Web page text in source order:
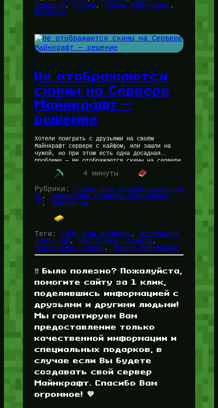
Компота, Скины, Скины Майнкрафт
Ютуберы
Не отображаются
скины на Сервере
Майнкрафт —
решение
Хотели поиграть с друзьями на своём
Майнкрафт сервере с кайфом, или зашли на
чужой, но при этом есть одна досадная
проблема — Не отображаются скины на сервере
Майнкрафт. Давайте сегодня…
4 минуты
Рубрики:
Гайды для администраторов
🔧 ,
Настройка сервера Майнкрафт
🔦, Прочее 🧱
Теги: Гайд для Админов, настройка
плагинов, настройка сервера
Настройка Скинов, Скины Майнкрафт
‼️ Было полезно? Пожалуйста,
помогите сайту за 1 клик,
поделившись информацией с
друзьями и другими людьми!
Мы гарантируем Вам
предоставление только
качественной информации и
специальных подарков, в
случае если Вы будете
создавать свой сервер
Майнкрафт. Спасибо Вам
огромное! 💜